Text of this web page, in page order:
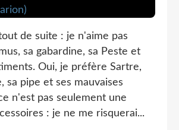
de suite : je n'aime pas
sa gabardine, sa Peste et
Oui, je préfère Sartre,
sa pipe et ses mauvaises
n'est pas seulement une
: je ne me risquerai...